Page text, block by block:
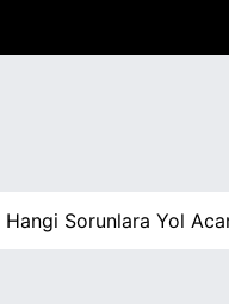
Sorunlara Yol Acar |